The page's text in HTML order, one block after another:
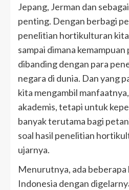
Jepang, Jerman dan
penting. Dengan berbagi
penelitian hortikulturan
sampai dimana
dibanding dengan para
negara di dunia. Dan yang
kita mengambil
akademis, tetapi untuk
banyak terutama bagi
soal hasil penelitian
ujarnya.
Menurutnya, ada
Indonesia dengan